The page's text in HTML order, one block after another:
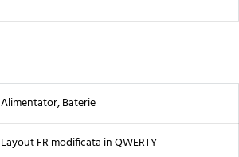
Alimentator, Baterie
Layout FR modificata in QWERTY